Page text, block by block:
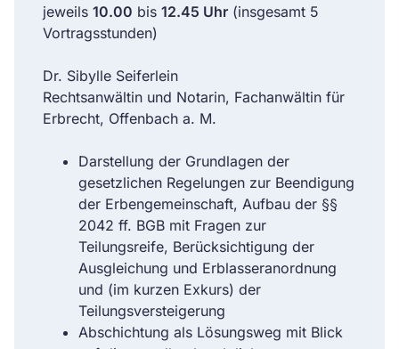
jeweils 10.00 bis 12.45 Uhr (insgesamt 5
Vortragsstunden)
Dr. Sibylle Seiferlein
Rechtsanwältin und Notarin, Fachanwältin für
Erbrecht, Offenbach a. M.
Darstellung der Grundlagen der
gesetzlichen Regelungen zur Beendigung
der Erbengemeinschaft, Aufbau der §§
2042 ff. BGB mit Fragen zur
Teilungsreife, Berücksichtigung der
Ausgleichung und Erblasseranordnung
und (im kurzen Exkurs) der
Teilungsversteigerung
Abschichtung als Lösungsweg mit Blick